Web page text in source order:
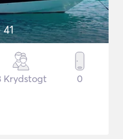
Krydstogt 0